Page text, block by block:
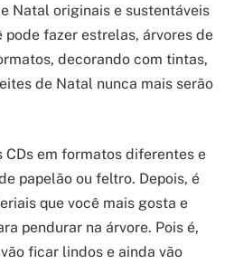
Natal originais e sustentáveis
pode fazer estrelas, árvores de
decorando com tintas,
de Natal nunca mais serão
CDs em formatos diferentes e
papelão ou feltro. Depois, é
que você mais gosta e
pendurar na árvore. Pois é,
ficar lindos e ainda vão